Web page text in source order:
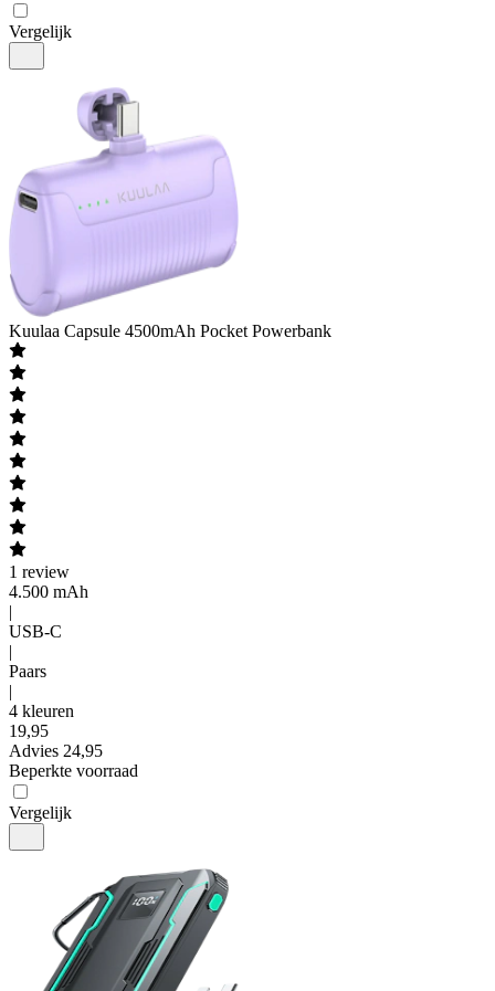
Vergelijk
Kuulaa Capsule 4500mAh Pocket Powerbank
1 review
4.500 mAh
|
USB-C
|
Paars
|
4 kleuren
19,95
Advies 24,95
Beperkte voorraad
Vergelijk